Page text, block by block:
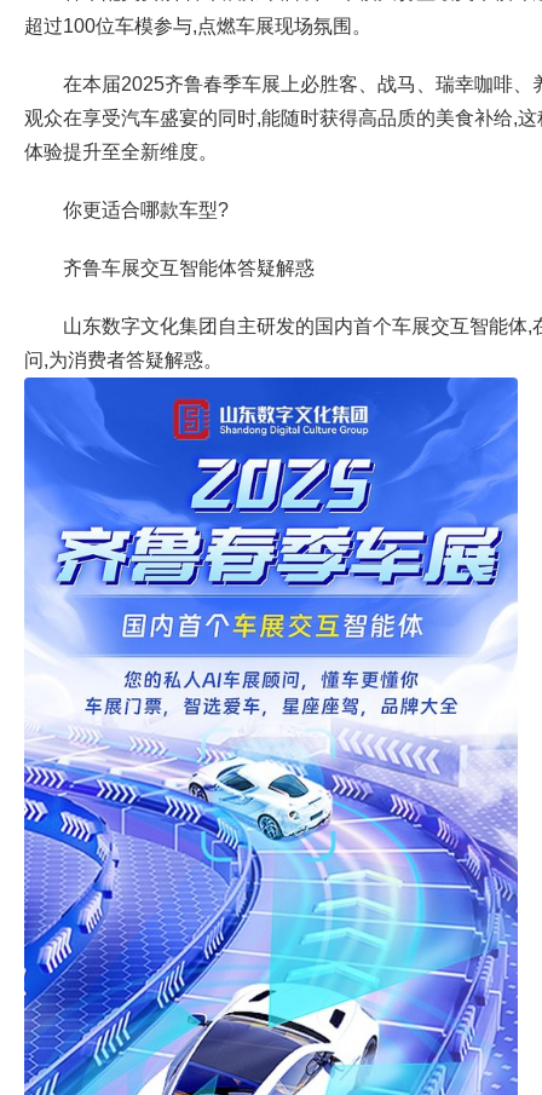
超过100位车模参与,点燃车展现场氛围。
在本届2025齐鲁春季车展上必胜客、战马、瑞幸咖啡
观众在享受汽车盛宴的同时,能随时获得高品质的美食补给,
体验提升至全新维度。
你更适合哪款车型?
齐鲁车展交互智能体答疑解惑
山东数字文化集团自主研发的国内首个车展交互智能体
问,为消费者答疑解惑。